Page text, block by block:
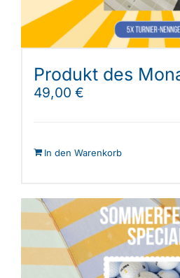
Produkt des
49,00 €
In den Warenkorb